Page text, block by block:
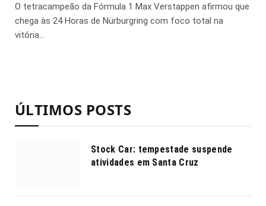
O tetracampeão da Fórmula 1 Max Verstappen afirmou que
chega às 24 Horas de Nürburgring com foco total na
vitória…
ÚLTIMOS POSTS
Stock Car: tempestade suspende
atividades em Santa Cruz